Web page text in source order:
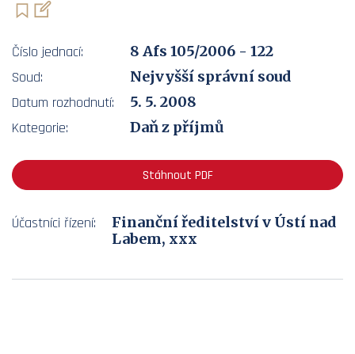
Číslo jednací:
8 Afs 105/2006 - 122
Soud:
Nejvyšší správní soud
Datum rozhodnutí:
5. 5. 2008
Kategorie:
Daň z příjmů
Stáhnout PDF
Účastníci řízení:
Finanční ředitelství v Ústí nad
Labem, xxx